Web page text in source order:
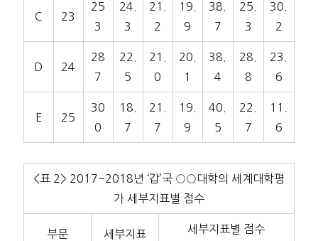
C 23
25
3
24.
3
21.
2
19.
9
38.
7
25.
3
30.
2
D 24
28
7
22.
5
21.
0
20.
1
38.
4
28.
8
23.
6
E 25
30
0
18.
7
21.
7
19.
9
40.
5
22.
7
11.
6
<표 2> 2017~2018년 ‘갑’국 ○○대학의 세계대학평
가 세부지표별 점수
부문
세부지표
세부지표별 점수